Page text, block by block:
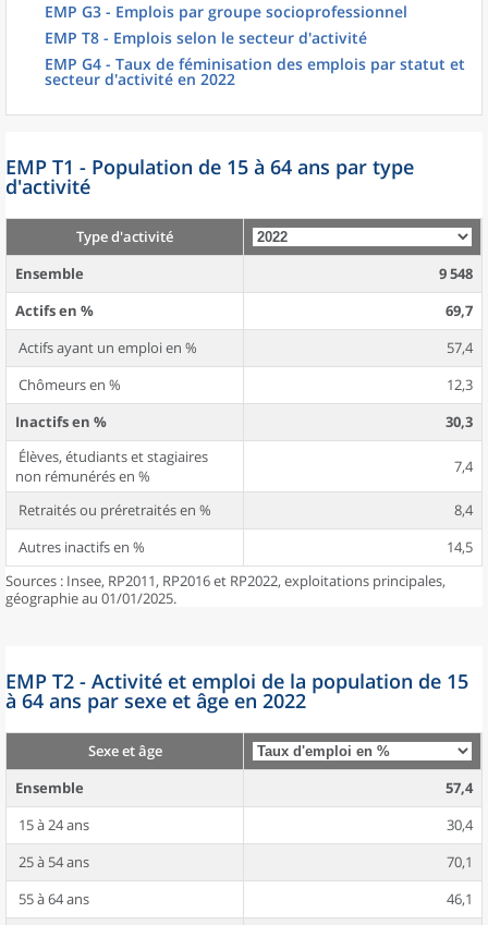
EMP G3 - Emplois par groupe socioprofessionnel
EMP T8 - Emplois selon le secteur d'activité
EMP G4 - Taux de féminisation des emplois par statut et
secteur d'activité en 2022
EMP T1 - Population de 15 à 64 ans par type
d'activité
Type d'activité
Ensemble
9 548
Actifs en %
69,7
Actifs ayant un emploi en %
57,4
Chômeurs en %
12,3
Inactifs en %
30,3
Élèves, étudiants et stagiaires
non rémunérés en %
7,4
Retraités ou préretraités en %
8,4
Autres inactifs en %
14,5
Sources : Insee, RP2011, RP2016 et RP2022, exploitations principales,
géographie au 01/01/2025.
EMP T2 - Activité et emploi de la population de 15
à 64 ans par sexe et âge en 2022
Sexe et âge
Ensemble
57,4
15 à 24 ans
30,4
25 à 54 ans
70,1
55 à 64 ans
46,1